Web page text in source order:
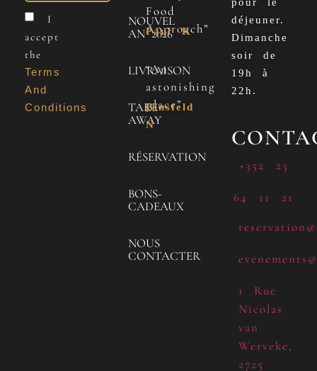
I
accept
the
Terms
And
Conditions
NOUVEL
AN 2026
LIVRAISON
TAKE
AWAY
RÉSERVATION
BONS-
CADEAUX
NOUS
CONTACTER
Food
Approach”
Paul K
“An
astonishing
place”
Binsfeld
N
déjeuner.
Dimanche
soir de
19h à
22h.
+352 23
64 11 21
1 Rue
Nicolas
van
Werveke,
2725